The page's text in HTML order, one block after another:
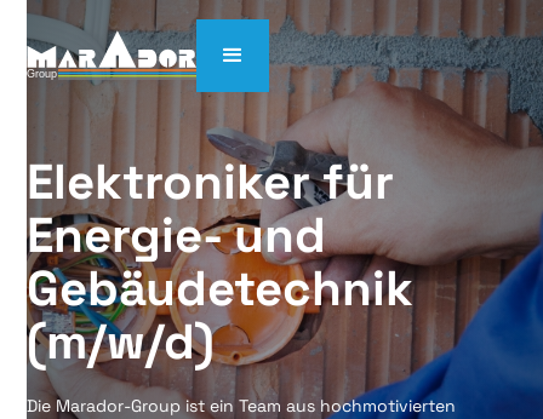
Elektroniker für
Energie- und
Gebäudetechnik
(m/w/d)
Die Marador-Group ist ein Team aus hochmotivierten